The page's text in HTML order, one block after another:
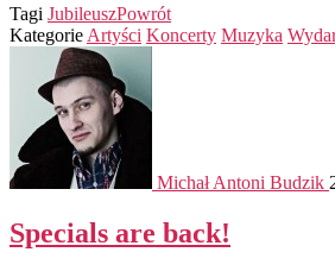
Tagi JubileuszPowrót
Kategorie Artyści Koncerty Muzyka
Michał Antoni Budzik
Specials are back!